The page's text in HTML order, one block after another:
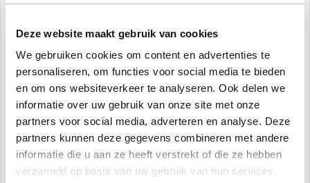
Deze website maakt gebruik van cookies
We gebruiken cookies om content en advertenties te
personaliseren, om functies voor social media te bieden
en om ons websiteverkeer te analyseren. Ook delen we
informatie over uw gebruik van onze site met onze
partners voor social media, adverteren en analyse. Deze
partners kunnen deze gegevens combineren met andere
informatie die u aan ze heeft verstrekt of die ze hebben
verzameld op basis van uw gebruik van hun services.
Sprinkler,- systemen
Voedingsmiddelenindustrie
Inhibitoren en extra bescherming
Onze glycolproducten in concentraties van 30%, 40%, 50%
en 100%, zowel mono-ethyleenglycol (MEG) als
monopropyleenglycol (MPG), worden standaard geleverd
met een basispakket aan inhibitoren. Deze inhibitoren
helpen de installatie te beschermen tegen onder andere